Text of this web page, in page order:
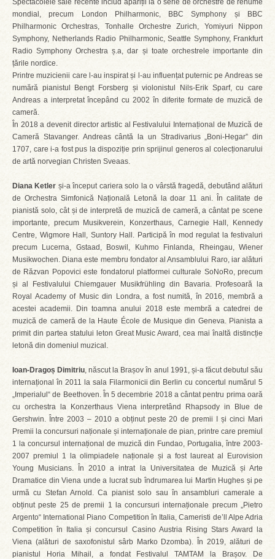
Spectacolele sale recente includ apariții la o serie de orchestre de renume
mondial, precum London Philharmonic, BBC Symphony și BBC
Philharmonic Orchestras, Tonhalle Orchestre Zurich, Yomiyuri Nippon
Symphony, Netherlands Radio Philharmonic, Seattle Symphony, Frankfurt
Radio Symphony Orchestra ș.a, dar și toate orchestrele importante din
țările nordice.
Printre muzicienii care l-au inspirat și l-au influențat puternic pe Andreas se
numără pianistul Bengt Forsberg și violonistul Nils-Erik Sparf, cu care
Andreas a interpretat începând cu 2002 în diferite formate de muzică de
cameră.
În 2018 a devenit director artistic al Festivalului Internațional de Muzică de
Cameră Stavanger. Andreas cântă la un Stradivarius „Boni-Hegar” din
1707, care i-a fost pus la dispoziție prin sprijinul generos al colecționarului
de artă norvegian Christen Sveaas.
Diana Ketler și-a început cariera solo la o vârstă fragedă, debutând alături
de Orchestra Simfonică Națională Letonă la doar 11 ani. În calitate de
pianistă solo, cât și de interpretă de muzică de cameră, a cântat pe scene
importante, precum Musikverein, Konzerthaus, Carnegie Hall, Kennedy
Centre, Wigmore Hall, Suntory Hall. Participă în mod regulat la festivaluri
precum Lucerna, Gstaad, Boswil, Kuhmo Finlanda, Rheingau, Wiener
Musikwochen. Diana este membru fondator al Ansamblului Raro, iar alături
de Răzvan Popovici este fondatorul platformei culturale SoNoRo, precum
și al Festivalului Chiemgauer Musikfrühling din Bavaria. Profesoară la
Royal Academy of Music din Londra, a fost numită, în 2016, membră a
acestei academii. Din toamna anului 2018 este membră a catedrei de
muzică de cameră de la Haute École de Musique din Geneva. Pianista a
primit din partea statului leton Great Music Award, cea mai înaltă distincție
letonă din domeniul muzical.
Ioan-Dragoș Dimitriu, născut la Brașov în anul 1991, și-a făcut debutul său
internațional în 2011 la sala Filarmonicii din Berlin cu concertul numărul 5
„Imperialul“ de Beethoven. În 5 decembrie 2018 a cântat pentru prima oară
cu orchestra la Konzerthaus Viena interpretând Rhapsody in Blue de
Gershwin. Între 2003 – 2010 a obținut peste 20 de premii I și cinci Mari
Premii la concursuri naționale și internaționale de pian, printre care premiul
1 la concursul internațional de muzică din Fundao, Portugalia, între 2003-
2007 premiul 1 la olimpiadele naționale și a fost laureat al Eurovision
Young Musicians. În 2010 a intrat la Universitatea de Muzică și Arte
Dramatice din Viena unde a lucrat sub îndrumarea lui Martin Hughes și pe
urmă cu Stefan Arnold. Ca pianist solo sau în ansambluri camerale a
obținut peste 25 de premii 1 la concursuri internaționale precum „Pietro
Argento“ International Piano Competition în Italia, Cameristi de’ll Alpe Adria
Competition în Italia și concursul Casino Austria Rising Stars Award la
Viena (alături de saxofonistul sârb Marko Dzomba). În 2019, alături de
pianistul Horia Mihail, a fondat Festivalul TAMTAM la Brașov. De